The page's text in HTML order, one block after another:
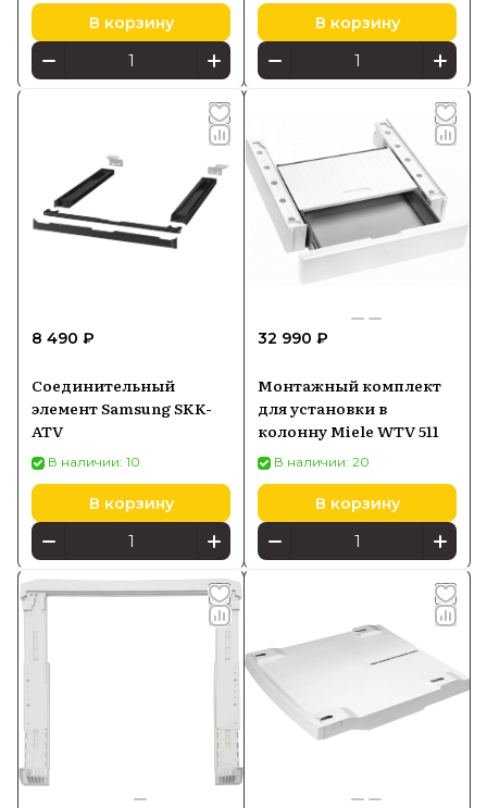
В корзину В корзину
8 490 ₽
Соединительный
элемент Samsung SKK-
ATV
В наличии: 10
В корзину
32 990 ₽
Монтажный комплект
для установки в
колонну Miele WTV 511
В наличии: 20
В корзину